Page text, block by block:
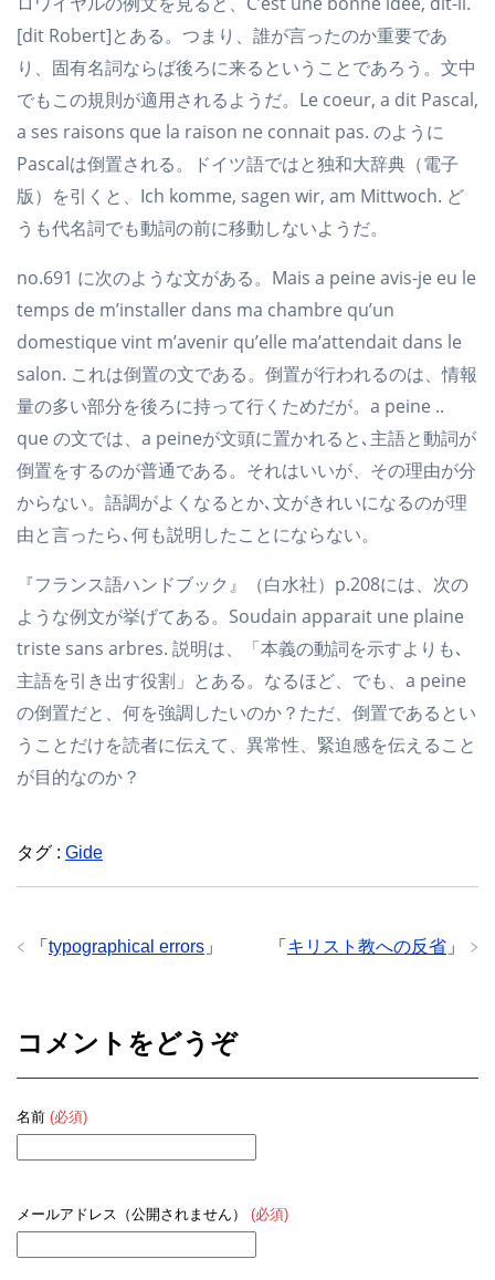
[dit Robert]とある。つまり、誰が言ったのか重要であ
り、固有名詞ならば後ろに来るということであろう。文中
でもこの規則が適用されるようだ。Le coeur, a dit Pascal,
a ses raisons que la raison ne connait pas. のように
Pascalは倒置される。ドイツ語ではと独和大辞典（電子
版）を引くと、Ich komme, sagen wir, am Mittwoch. ど
うも代名詞でも動詞の前に移動しないようだ。
no.691 に次のような文がある。Mais a peine avis-je eu le
temps de m’installer dans ma chambre qu’un
domestique vint m’avenir qu’elle ma’attendait dans le
salon. これは倒置の文である。倒置が行われるのは、情報
量の多い部分を後ろに持って行くためだが。a peine ..
que の文では、a peineが文頭に置かれると､主語と動詞が
倒置をするのが普通である。それはいいが、その理由が分
からない。語調がよくなるとか､文がきれいになるのが理
由と言ったら､何も説明したことにならない。
『フランス語ハンドブック』（白水社）p.208には、次の
ような例文が挙げてある。Soudain apparait une plaine
triste sans arbres. 説明は、「本義の動詞を示すよりも､
主語を引き出す役割」とある。なるほど、でも、a peine
の倒置だと、何を強調したいのか？ただ、倒置であるとい
うことだけを読者に伝えて、異常性、緊迫感を伝えること
が目的なのか？
タグ : Gide
「 キリスト教への反省 」
「 typographical errors 」
コメントをどうぞ
名前 (必須)
メールアドレス（公開されません） (必須)